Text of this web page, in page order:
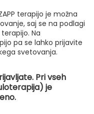
terapijo je možna
saj se na podlagi
Na
pa se lahko prijavite
svetovanja.
Pri vseh
je